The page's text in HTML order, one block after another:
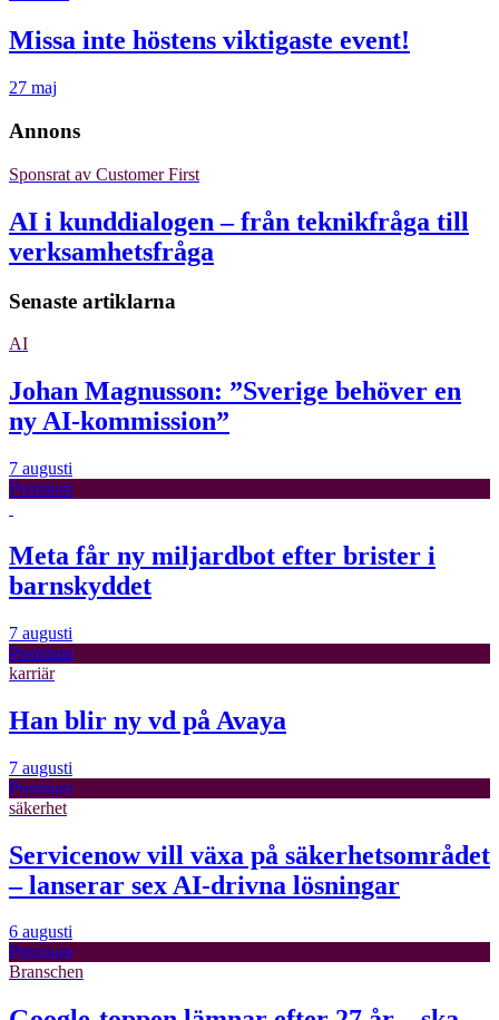
Missa inte höstens viktigaste event!
27 maj
Annons
Sponsrat av Customer First
AI i kunddialogen – från teknikfråga till
verksamhetsfråga
Senaste artiklarna
AI
Johan Magnusson: ”Sverige behöver en
ny AI-kommission”
7 augusti
Premium
Meta får ny miljardbot efter brister i
barnskyddet
7 augusti
Premium
karriär
Han blir ny vd på Avaya
7 augusti
Premium
säkerhet
Servicenow vill växa på säkerhetsområdet
– lanserar sex AI-drivna lösningar
6 augusti
Premium
Branschen